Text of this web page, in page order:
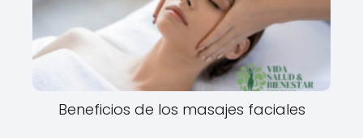
Beneficios de los masajes faciales